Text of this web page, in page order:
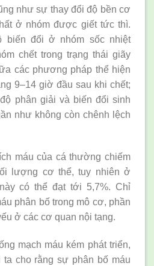
như sự thay đổi độ bền cơ
ở nhóm được giết tức thì.
biến đổi ở nhóm sốc nhiệt
chết trong trạng thái giãy
các phương pháp thể hiện
9–14 giờ đầu sau khi chết;
phân giải và biến đổi sinh
như không còn chênh lệch
máu của cá thường chiếm
lượng cơ thể, tuy nhiên ở
có thể đạt tới 5,7%. Chỉ
phân bố trong mô cơ, phần
ở các cơ quan nội tạng.
mạch máu kém phát triển,
cho rằng sự phân bố máu